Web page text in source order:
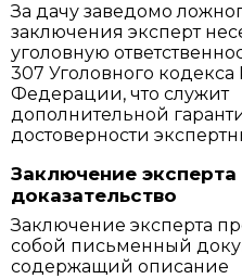
За дачу заведомо
заключения эксперт
уголовную
307 Уголовного
Федерации, что служит
дополнительной
достоверности
Заключение эксперта
доказательство
Заключение эксперта
собой письменный
содержащий описание